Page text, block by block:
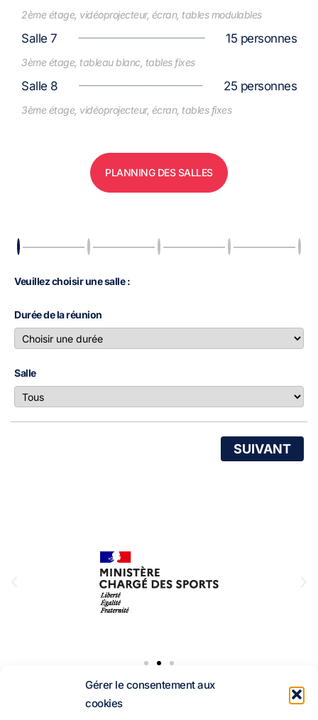
Gérer le consentement aux
cookies
2ème étage, vidéoprojecteur, écran, tables modulables
Salle 7 15 personnes
3ème étage, tableau blanc, tables fixes
Salle 8 25 personnes
3ème étage, vidéoprojecteur, écran, tables fixes
PLANNING DES SALLES
Veuillez choisir une salle :
Durée de la réunion
Salle
SUIVANT